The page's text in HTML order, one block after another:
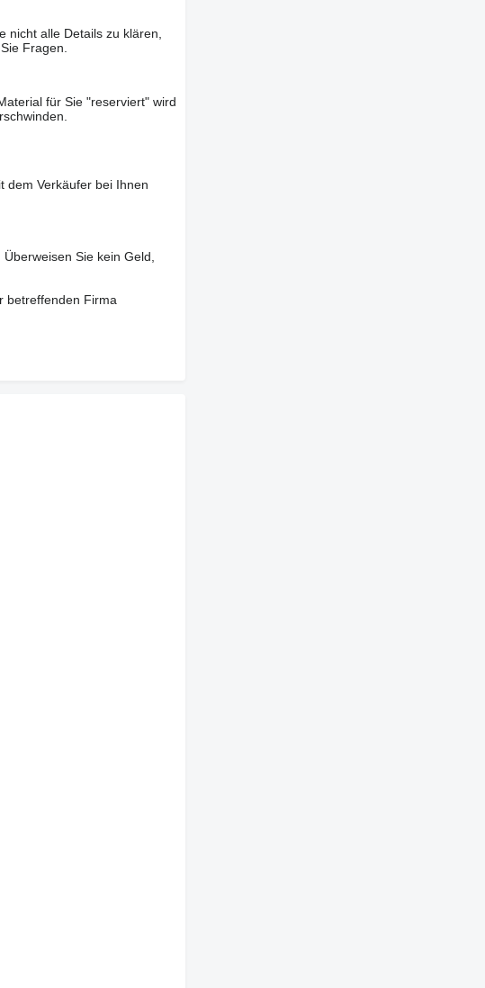
nicht alle Details zu klären,
Fragen.
für Sie "reserviert" wird
dem Verkäufer bei Ihnen
Sie kein Geld,
betreffenden Firma